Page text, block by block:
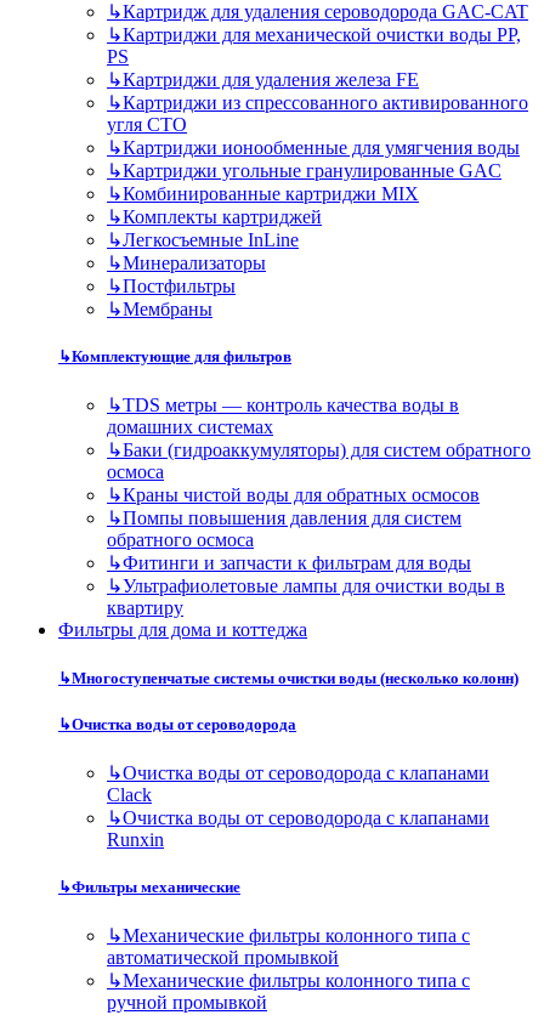
↳Картридж для удаления сероводорода GAC-CAT
↳Картриджи для механической очистки воды PP,
PS
↳Картриджи для удаления железа FE
↳Картриджи из спрессованного активированного
угля CTO
↳Картриджи ионообменные для умягчения воды
↳Картриджи угольные гранулированные GAC
↳Комбинированные картриджи MIX
↳Комплекты картриджей
↳Легкосъемные InLine
↳Минерализаторы
↳Постфильтры
↳Мембраны
↳Комплектующие для фильтров
↳TDS метры — контроль качества воды в
домашних системах
↳Баки (гидроаккумуляторы) для систем обратного
осмоса
↳Краны чистой воды для обратных осмосов
↳Помпы повышения давления для систем
обратного осмоса
↳Фитинги и запчасти к фильтрам для воды
↳Ультрафиолетовые лампы для очистки воды в
квартиру
Фильтры для дома и коттеджа
↳Многоступенчатые системы очистки воды (несколько колонн)
↳Очистка воды от сероводорода
↳Очистка воды от сероводорода с клапанами
Clack
↳Очистка воды от сероводорода с клапанами
Runxin
↳Фильтры механические
↳Механические фильтры колонного типа с
автоматической промывкой
↳Механические фильтры колонного типа с
ручной промывкой